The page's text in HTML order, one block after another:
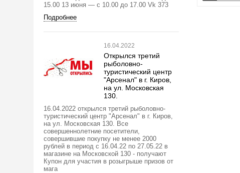
15.00 13 июня — с 10.00 до 17.00 Vk 373
Подробнее
16.04.2022
Открылся третий
рыболовно-
туристический центр
"Арсенал" в г. Киров,
на ул. Московская
130.
16.04.2022 открылся третий рыболовно-
туристический центр "Арсенал" в г. Киров,
на ул. Московская 130. Все
совершеннолетние посетители,
совершившие покупку не менее 2000
рублей в период с 16.04.22 по 27.05.22 в
магазине на Московской 130 - получают
Купон для участия в розыгрыше призов от
мага